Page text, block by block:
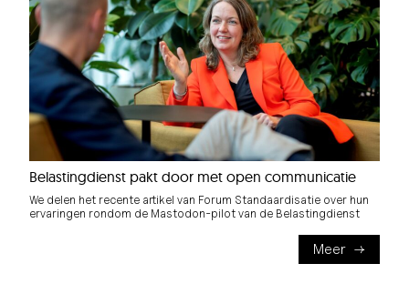
Belastingdienst pakt door met open communicatie
We delen het recente artikel van Forum Standaardisatie over hun
ervaringen rondom de Mastodon-pilot van de Belastingdienst
Meer